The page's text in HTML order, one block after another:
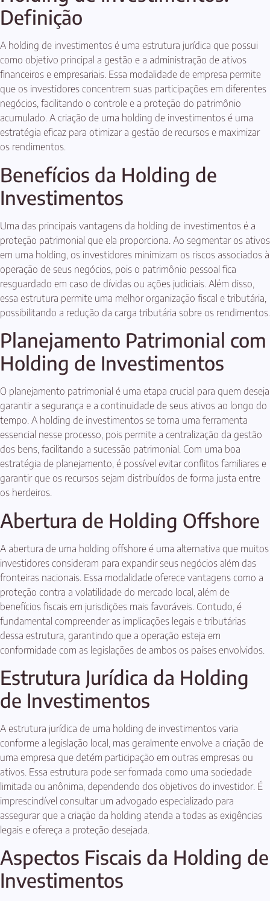
Definição
A holding de investimentos é uma estrutura jurídica que possui
como objetivo principal a gestão e a administração de ativos
financeiros e empresariais. Essa modalidade de empresa permite
que os investidores concentrem suas participações em diferentes
negócios, facilitando o controle e a proteção do patrimônio
acumulado. A criação de uma holding de investimentos é uma
estratégia eficaz para otimizar a gestão de recursos e maximizar
os rendimentos.
Benefícios da Holding de
Investimentos
Uma das principais vantagens da holding de investimentos é a
proteção patrimonial que ela proporciona. Ao segmentar os ativos
em uma holding, os investidores minimizam os riscos associados à
operação de seus negócios, pois o patrimônio pessoal fica
resguardado em caso de dívidas ou ações judiciais. Além disso,
essa estrutura permite uma melhor organização fiscal e tributária,
possibilitando a redução da carga tributária sobre os rendimentos.
Planejamento Patrimonial com
Holding de Investimentos
O planejamento patrimonial é uma etapa crucial para quem deseja
garantir a segurança e a continuidade de seus ativos ao longo do
tempo. A holding de investimentos se torna uma ferramenta
essencial nesse processo, pois permite a centralização da gestão
dos bens, facilitando a sucessão patrimonial. Com uma boa
estratégia de planejamento, é possível evitar conflitos familiares e
garantir que os recursos sejam distribuídos de forma justa entre
os herdeiros.
Abertura de Holding Offshore
A abertura de uma holding offshore é uma alternativa que muitos
investidores consideram para expandir seus negócios além das
fronteiras nacionais. Essa modalidade oferece vantagens como a
proteção contra a volatilidade do mercado local, além de
benefícios fiscais em jurisdições mais favoráveis. Contudo, é
fundamental compreender as implicações legais e tributárias
dessa estrutura, garantindo que a operação esteja em
conformidade com as legislações de ambos os países envolvidos.
Estrutura Jurídica da Holding
de Investimentos
A estrutura jurídica de uma holding de investimentos varia
conforme a legislação local, mas geralmente envolve a criação de
uma empresa que detém participação em outras empresas ou
ativos. Essa estrutura pode ser formada como uma sociedade
limitada ou anônima, dependendo dos objetivos do investidor. É
imprescindível consultar um advogado especializado para
assegurar que a criação da holding atenda a todas as exigências
legais e ofereça a proteção desejada.
Aspectos Fiscais da Holding de
Investimentos